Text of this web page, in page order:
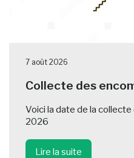
7 août 2026
Collecte des
Voici la date de la
2026
Lire la suite